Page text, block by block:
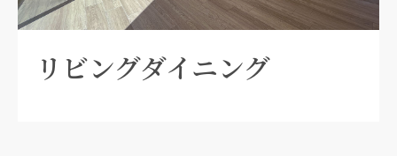
リビングダイニング